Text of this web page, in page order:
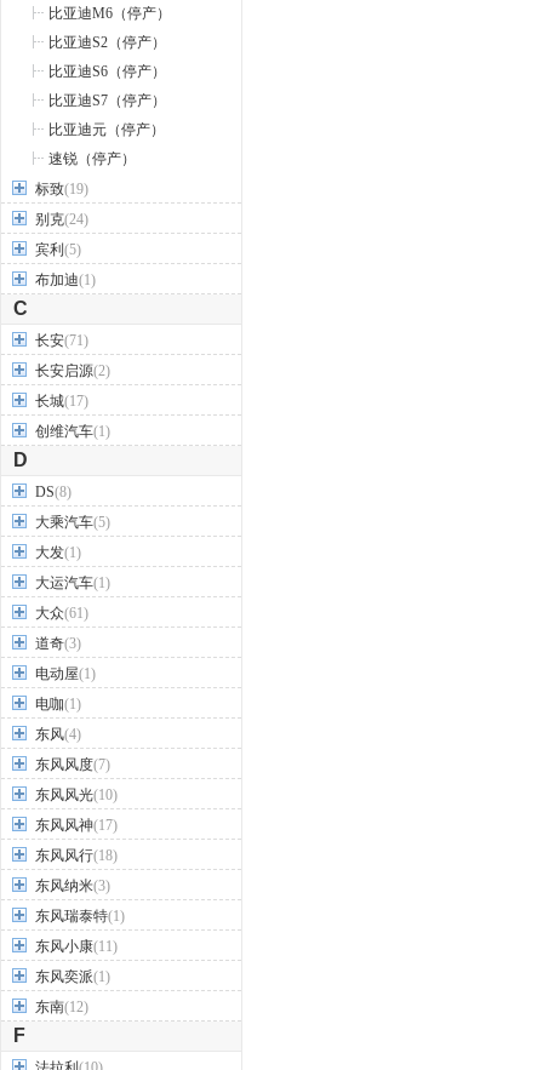
比亚迪M6（停产）
比亚迪S2（停产）
比亚迪S6（停产）
比亚迪S7（停产）
比亚迪元（停产）
速锐（停产）
标致(19)
别克(24)
宾利 (5)
布加迪(1)
C
长安(71)
长安启源(2)
长城(17)
创维汽车(1)
D
DS(8)
大乘汽车(5)
大发(1)
大运汽车(1)
大众(61)
道奇(3)
电动屋(1)
电咖(1)
东风(4)
东风风度(7)
东风风光(10)
东风风神(17)
东风风行(18)
东风纳米(3)
东风瑞泰特(1)
东风小康(11)
东风奕派(1)
东南(12)
F